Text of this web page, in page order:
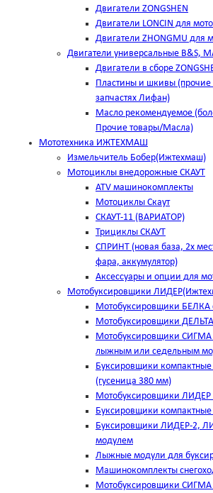
Двигатели ZONGSHEN
Двигатели LONCIN для
Двигатели ZHONGMU для
Двигатели универсальные B&S,
Двигатели в сборе
Пластины и шкивы (прочие
запчастях Лифан)
Масло рекомендуемое
Прочие товары/Масла)
Мототехника ИЖТЕХМАШ
Измельчитель Бобер(Ижтехмаш)
Мотоциклы внедорожные СКАУТ
ATV машинокомплекты
Мотоциклы Скаут
СКАУТ-11 (ВАРИАТОР)
Трициклы СКАУТ
СПРИНТ (новая база, 2х
фара, аккумулятор)
Аксессуары и опции для
Мотобуксировщики
Мотобуксировщики БЕЛКА
Мотобуксировщики
Мотобуксировщики СИГМА
лыжным или седельным
Буксировщики
(гусеница 380 мм)
Мотобуксировщики ЛИДЕР
Буксировщики
Буксировщики ЛИДЕР-2,
модулем
Лыжные модули для
Машинокомплекты
Мотобуксировщики СИГМА